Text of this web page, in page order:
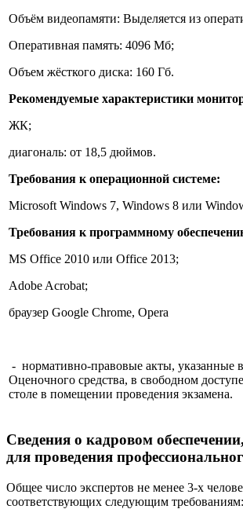
Объём видеопамяти: Выделяется из
Оперативная память: 4096 Мб;
Объем жёсткого диска: 160 Гб.
Рекомендуемые характеристики
ЖК;
диагональ: от 18,5 дюймов.
Требования к операционной системе:
Microsoft Windows 7, Windows 8 или
Требования к программному
MS Office 2010 или Office 2013;
Adobe Acrobat;
браузер Google Chrome, Opera
- нормативно-правовые акты, указанные
Оценочного средства, в свободном
столе в помещении проведения экзамена.
Сведения о кадровом
для проведения
Общее число экспертов не менее 3-х
соответствующих следующим требованиям: